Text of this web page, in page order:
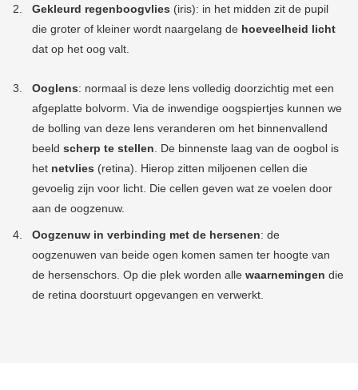
Gekleurd regenboogvlies (iris): in het midden zit de pupil
die groter of kleiner wordt naargelang de hoeveelheid licht
dat op het oog valt.
Ooglens: normaal is deze lens volledig doorzichtig met een
afgeplatte bolvorm. Via de inwendige oogspiertjes kunnen we
de bolling van deze lens veranderen om het binnenvallend
beeld scherp te stellen
De binnenste laag van de oogbol is
het netvlies (retina). Hierop zitten miljoenen cellen die
gevoelig zijn voor licht. Die cellen geven wat ze voelen door
aan de oogzenuw.
Oogzenuw in verbinding met de hersenen: de
oogzenuwen van beide ogen komen samen ter hoogte van
de hersenschors. Op die plek worden alle waarnemingen die
de retina doorstuurt opgevangen en verwerkt.